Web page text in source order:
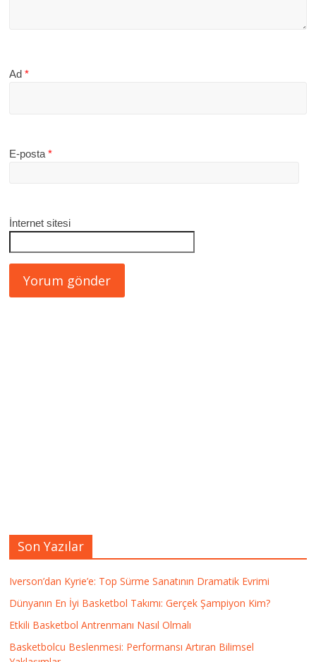
Ad*
E-posta*
İnternet sitesi
Son Yazılar
Iverson’dan Kyrie’e: Top Sürme Sanatının Dramatik Evrimi
Dünyanın En İyi Basketbol Takımı: Gerçek Şampiyon Kim?
Etkili Basketbol Antrenmanı Nasıl Olmalı
Basketbolcu Beslenmesi: Performansı Artıran Bilimsel